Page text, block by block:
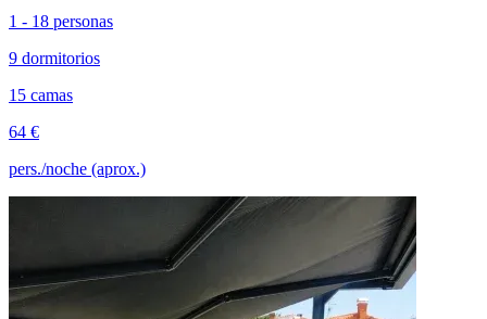
1 - 18 personas
9 dormitorios
15 camas
64 €
pers./noche (aprox.)